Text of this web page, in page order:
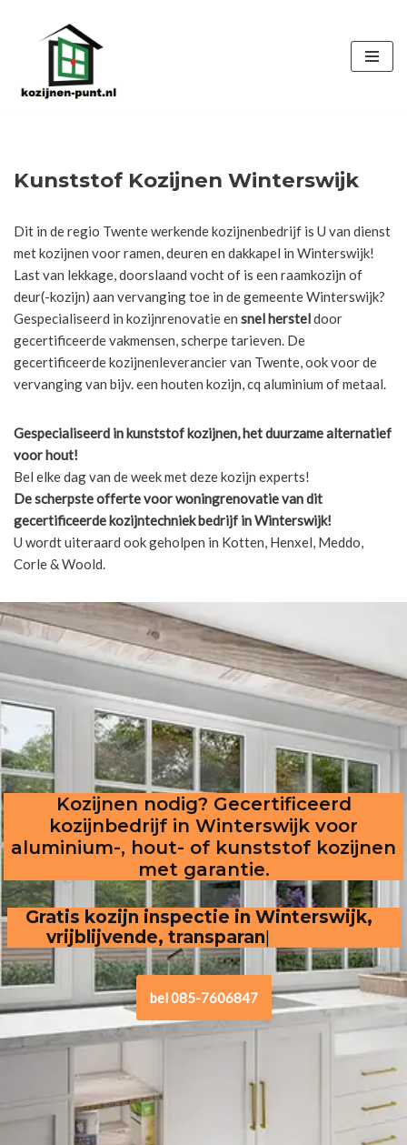
de
Kunststof Kozijnen Winterswijk
Dit in de regio Twente werkende kozijnenbedrijf is U van dienst
met kozijnen voor ramen, deuren en dakkapel in Winterswijk!
Last van lekkage, doorslaand vocht of is een raamkozijn of
deur(-kozijn) aan vervanging toe in de gemeente Winterswijk?
Gespecialiseerd in kozijnrenovatie en snel hersteldoor
gecertificeerde vakmensen, scherpe tarieven. De
gecertificeerde kozijnenleverancier van Twente, ook voor de
vervanging van bijv. een houten kozijn, cq aluminium of metaal.
Gespecialiseerd in kunststof kozijnen, het duurzame alternatief
voor hout!
Bel elke dag van de week met deze kozijn experts!
De scherpsteofferte voor woningrenovatie van dit
gecertificeerde kozijntechniek bedrijf in Winterswijk!
U wordt uiteraard ook geholpen in Kotten, Henxel, Meddo,
Corle & Woold.
Kozijnen nodig? Gecertificeerd
kozijnbedrijf in Winterswijk voor
aluminium-, hout- of kunststof kozijnen
met garantie.
Gratis kozijn inspectie in Winterswijk,
vrijblijvende, transparante offerte
bel 085-7606847